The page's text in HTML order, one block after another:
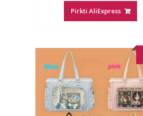
3.73 €.
1.79 €.
Pirkti AliExpress